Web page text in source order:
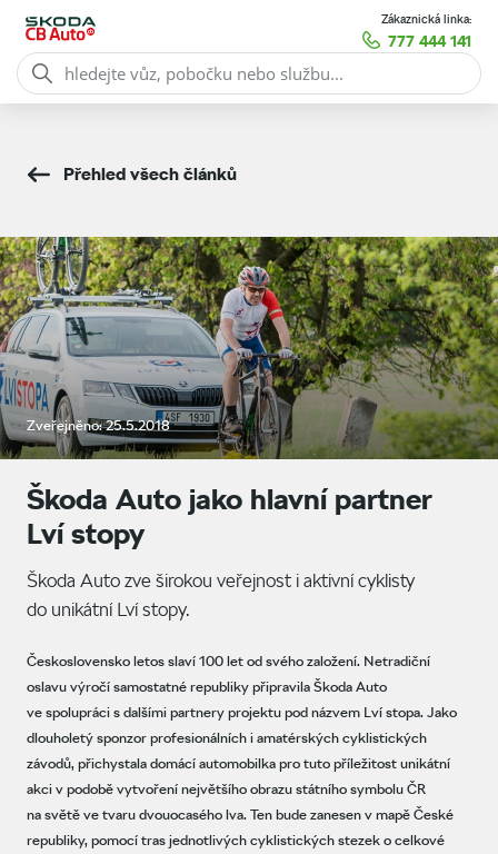
Zákaznická linka:
777 444 141
Přehled všech článků
Zveřejněno: 25.5.2018
Škoda Auto jako hlavní partner
Lví stopy
Škoda Auto zve širokou veřejnost i aktivní cyklisty
do unikátní Lví stopy.
Československo letos slaví 100 let od svého založení. Netradiční
oslavu výročí samostatné republiky připravila Škoda Auto
ve spolupráci s dalšími partnery projektu pod názvem Lví stopa. Jako
dlouholetý sponzor profesionálních i amatérských cyklistických
závodů, přichystala domácí automobilka pro tuto příležitost unikátní
akci v podobě vytvoření největšího obrazu státního symbolu ČR
na světě ve tvaru dvouocasého lva. Ten bude zanesen v mapě České
republiky, pomocí tras jednotlivých cyklistických stezek o celkové